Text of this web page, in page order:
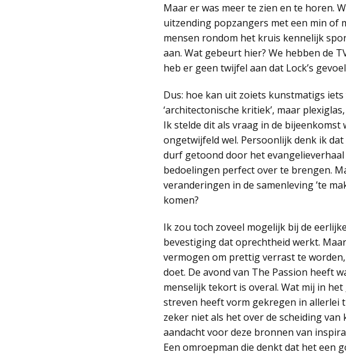
Maar er was meer te zien en te horen.
uitzending popzangers met een min of
mensen rondom het kruis kennelijk
aan. Wat gebeurt hier? We hebben de
heb er geen twijfel aan dat Lock’s
Dus: hoe kan uit zoiets kunstmatigs
‘architectonische kritiek’, maar
Ik stelde dit als vraag in de
ongetwijfeld wel. Persoonlijk denk ik
durf getoond door het
bedoelingen perfect over te brengen.
veranderingen in de samenleving ’te
komen?
Ik zou toch zoveel mogelijk bij de
bevestiging dat oprechtheid werkt.
vermogen om prettig verrast te
doet. De avond van The Passion heeft
menselijk tekort is overal. Wat mij in
streven heeft vorm gekregen in allerlei
zeker niet als het over de scheiding
aandacht voor deze bronnen van
Een omroepman die denkt dat het een